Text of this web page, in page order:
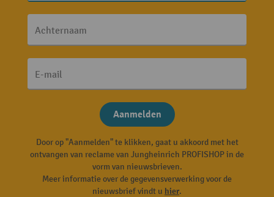
Achternaam
E-mail
Aanmelden
Door op "Aanmelden" te klikken, gaat u akkoord met het
ontvangen van reclame van Jungheinrich PROFISHOP in de
vorm van nieuwsbrieven.
Meer informatie over de gegevensverwerking voor de
nieuwsbrief vindt u hier.